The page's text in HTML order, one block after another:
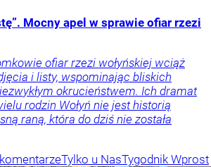
Mocny apel w sprawie ofiar rzezi
ofiar rzezi wołyńskiej wciąż
i listy, wspominając bliskich
okrucieństwem. Ich dramat
rodzin Wołyń nie jest historią
raną, która do dziś nie została
Tylko u NasTygodnik Wprost